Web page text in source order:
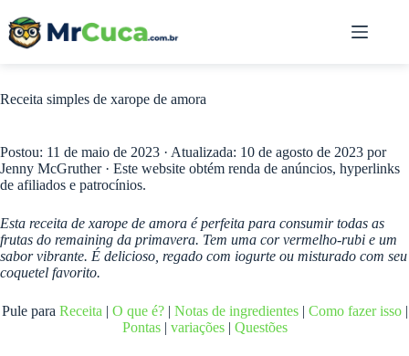
para
Receita simples de xarope de amora
Postou: 11 de maio de 2023 · Atualizada: 10 de agosto de 2023 por
Jenny McGruther· Este website obtém renda de anúncios, hyperlinks
de afiliados e patrocínios.
Esta receita de xarope de amora é perfeita para consumir todas as
frutas do remaining da primavera. Tem uma cor vermelho-rubi e um
sabor vibrante. É delicioso, regado com iogurte ou misturado com seu
coquetel favorito.
Pule para Receita | O que é?| Notas de ingredientes| Como fazer isso|
Pontas| variações| Questões